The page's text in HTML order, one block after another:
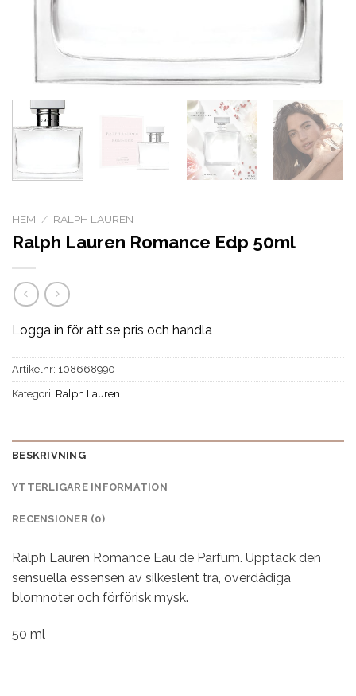
HEM / RALPH LAUREN
Ralph Lauren Romance Edp 50ml
Logga in för att se pris och handla
Artikelnr: 108668990
Kategori: Ralph Lauren
BESKRIVNING
YTTERLIGARE INFORMATION
RECENSIONER (0)
Ralph Lauren Romance Eau de Parfum. Upptäck den
sensuella essensen av silkeslent trä, överdådiga
blomnoter och förförisk mysk.
50 ml